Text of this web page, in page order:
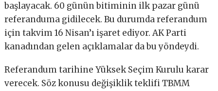
başlayacak. 60 günün bitiminin ilk pazar günü
referanduma gidilecek. Bu durumda referandum
için takvim 16 Nisan’ı işaret ediyor. AK Parti
kanadından gelen açıklamalar da bu yöndeydi.
Referandum tarihine Yüksek Seçim Kurulu karar
verecek. Söz konusu değişiklik teklifi TBMM